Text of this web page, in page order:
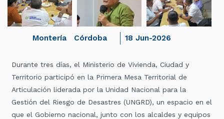
Córdoba
Montería 18 Jun-2026
Durante tres días, el Ministerio de Vivienda, Ciudad y
Territorio participó en la Primera Mesa Territorial de
Articulación liderada por la Unidad Nacional para la
Gestión del Riesgo de Desastres (UNGRD), un espacio en el
que el Gobierno nacional, junto con los alcaldes y equipos